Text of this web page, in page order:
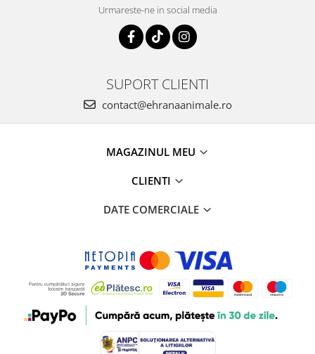
Urmareste-ne in social media
SUPORT CLIENTI
contact@ehranaanimale.ro
MAGAZINUL MEU
CLIENTI
DATE COMERCIALE